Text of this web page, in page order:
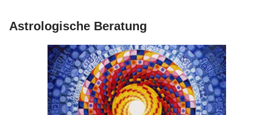
Astrologische Beratung